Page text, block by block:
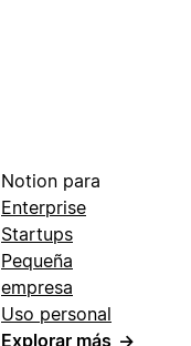
Notion para
Enterprise
Startups
Pequeña
empresa
Uso personal
Explorar más →